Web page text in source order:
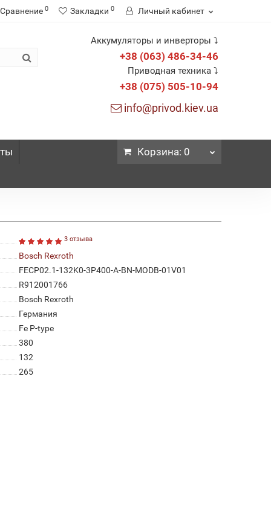
Сравнение 0 Закладки 0 Личный кабинет
Аккумуляторы и инверторы ⤵
+38 (063) 486-34-46
Приводная техника ⤵
+38 (075) 505-10-94
info@privod.kiev.ua
Корзина: 0
3 отзыва
Bosch Rexroth
FECP02.1-132K0-3P400-A-BN-MODB-01V01
R912001766
Bosch Rexroth
Германия
Fe P-type
380
132
265